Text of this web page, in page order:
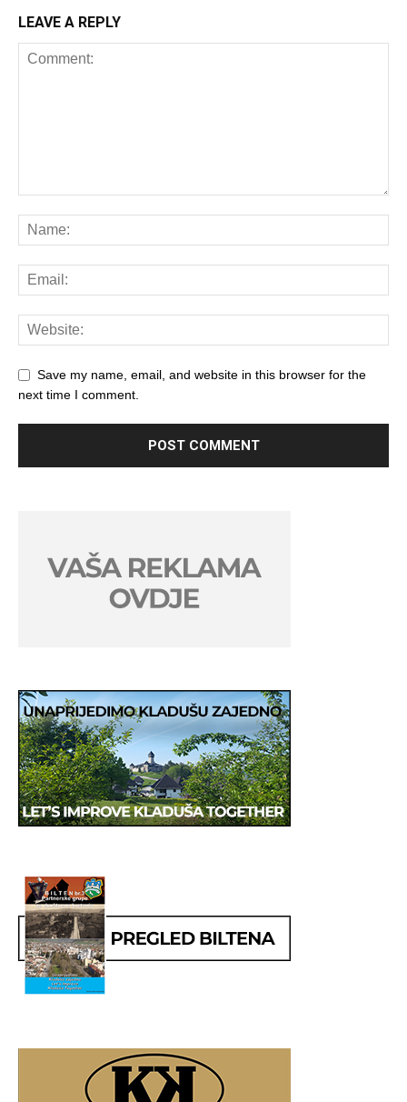
LEAVE A REPLY
Save my name, email, and website in this browser for the
next time I comment.